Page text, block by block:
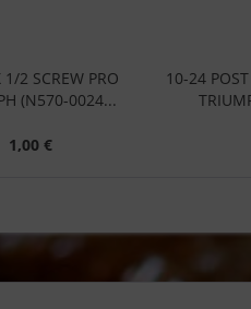
2 SCREW PRO
(N570-0024...
1,00 €
10-24